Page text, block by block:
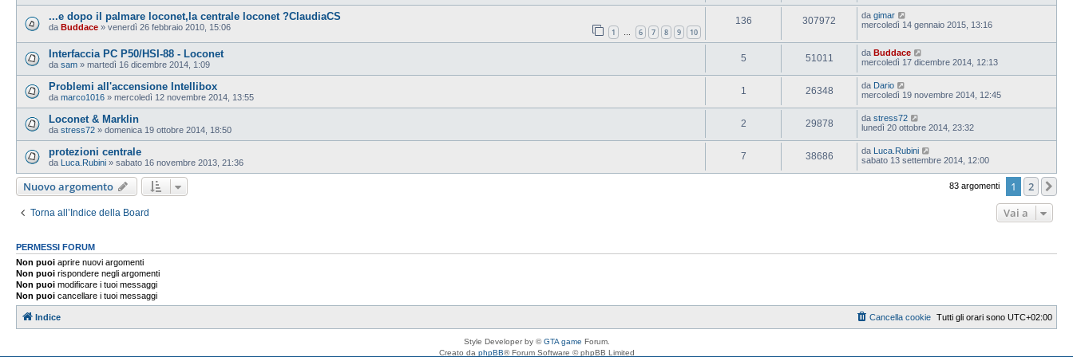
...e dopo il palmare loconet,la centrale loconet ?ClaudiaCS
da Buddace » venerdì 26 febbraio 2010, 15:06 1 … 6 7 8 9 10
136 307972 da gimar
mercoledì 14 gennaio 2015, 13:16
Interfaccia PC P50/HSI-88 - Loconet
da sam » martedì 16 dicembre 2014, 1:09
5 51011 da Buddace
mercoledì 17 dicembre 2014, 12:13
Problemi all'accensione Intellibox
da marco1016 » mercoledì 12 novembre 2014, 13:55
1 26348 da Dario
mercoledì 19 novembre 2014, 12:45
Loconet & Marklin
da stress72 » domenica 19 ottobre 2014, 18:50
2 29878 da stress72
lunedì 20 ottobre 2014, 23:32
protezioni centrale
da Luca.Rubini » sabato 16 novembre 2013, 21:36
7 38686 da Luca.Rubini
sabato 13 settembre 2014, 12:00
Nuovo argomento 83 argomenti 1 2
Torna all’Indice della Board Vai a
PERMESSI FORUM
Non puoi aprire nuovi argomenti
Non puoi rispondere negli argomenti
Non puoi modificare i tuoi messaggi
Non puoi cancellare i tuoi messaggi
Indice Tutti gli orari sono UTC+02:00
Cancella cookie
Style Developer by ©GTA game Forum.
Creato da phpBB® Forum Software © phpBB Limited